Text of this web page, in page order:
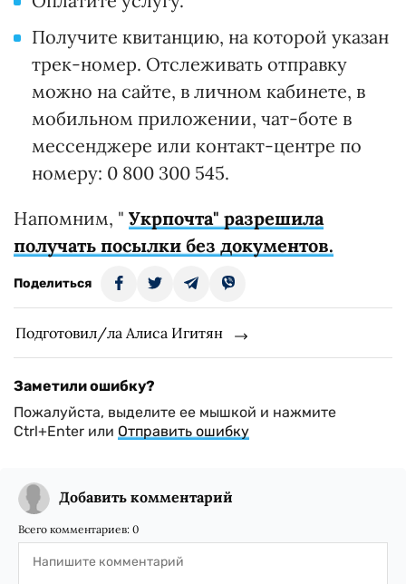
Получите квитанцию, на которой указан
трек-номер. Отслеживать отправку
можно на сайте, в личном кабинете, в
мобильном приложении, чат-боте в
мессенджере или контакт-центре по
номеру: 0 800 300 545.
Напомним, " Укрпочта" разрешила
получать посылки без документов.
Поделиться
Подготовил/ла Алиса Игитян
Заметили ошибку?
Пожалуйста, выделите ее мышкой и нажмите
Ctrl+Enter или Отправить ошибку
Добавить комментарий
Всего комментариев: 0